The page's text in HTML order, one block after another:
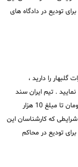
تودیع در دادگاه های
گلبهار را دارید ،
نمایید . تیم ایران سند
توانایی تامین وثیقه اجاره ای از مبلغ 1 میلیارد تومان تا مبلغ 10 هزار
شرایطی که کارشناسان این
تودیع در محاکم